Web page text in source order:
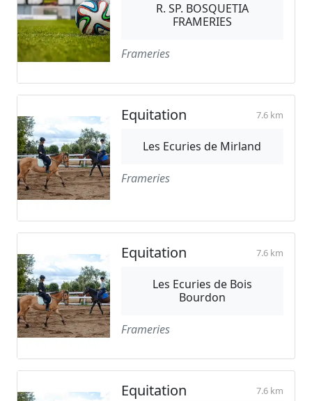
R. SP. BOSQUETIA
FRAMERIES
Frameries
Equitation 7.6 km
Les Ecuries de Mirland
Frameries
Equitation 7.6 km
Les Ecuries de Bois
Bourdon
Frameries
Equitation 7.6 km